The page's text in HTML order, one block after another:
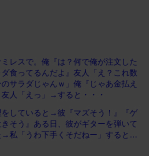
ミレスで。俺『は？何で俺が注文した
ダ食ってるんだよ』友人「え？これ数
のサラダじゃんｗ」俺『じゃあ金払え
友人「えっ」→すると・・・
をしていると→彼『マズそう！』『ゲ
きそう』ある日、彼がギターを弾いて
→私「うわ下手くそだねー」すると…